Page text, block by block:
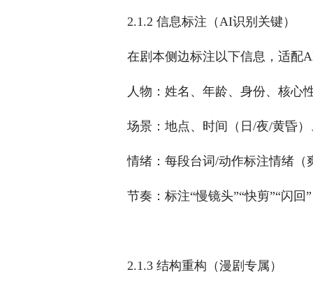
2.1.2 信息标注（AI识别关键）
在剧本侧边标注以下信息，适配
人物：姓名、年龄、身份、核心
场景：地点、时间（日/夜/黄昏
情绪：每段台词/动作标注情绪
节奏：标注“慢镜头”“快剪”“闪回
2.1.3 结构重构（漫剧专属）